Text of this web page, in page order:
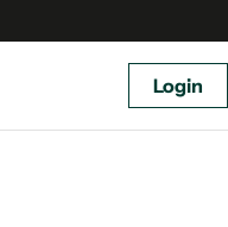
Login